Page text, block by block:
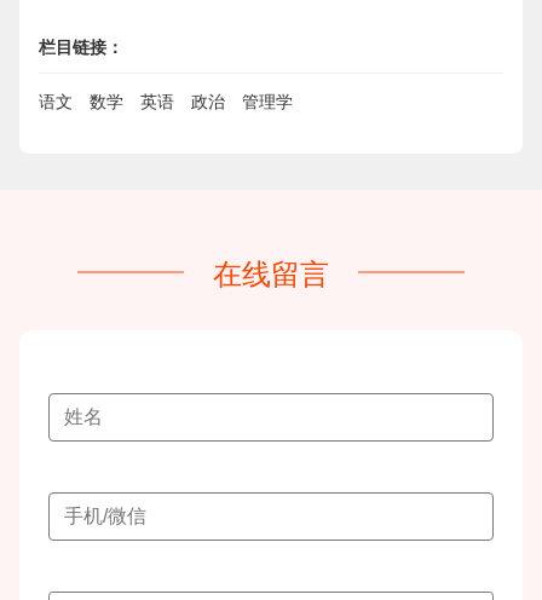
栏目链接：
语文 数学 英语 政治 管理学
在线留言